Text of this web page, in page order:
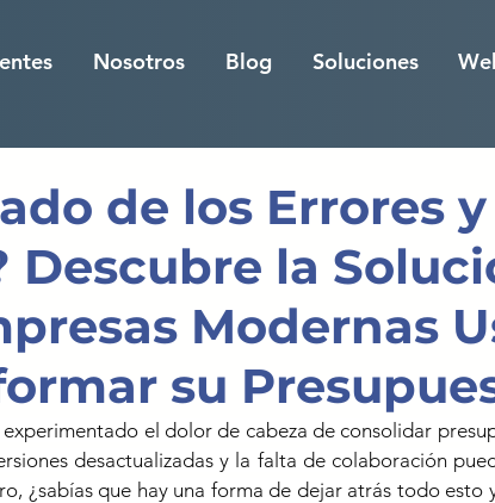
Nosotros Blog Soluciones
de los Errores
Descubre la
Modernas
su
experimentado el dolor de cabeza de consolidar
desactualizadas y la falta de colaboración
¿sabías que hay una forma de dejar atrás todo esto